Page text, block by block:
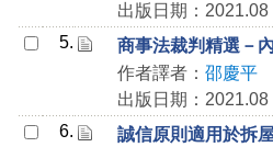
出版日期：2021.08
5.
商事法裁判精選－
作者譯者： 邵慶平
出版日期：2021.08
6.
誠信原則適用於拆